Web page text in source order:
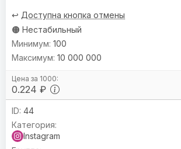
↩️ Доступна кнопка отмены
🟠 Нестабильный
0.224 ₽
100
10 000 000
44
Instagram